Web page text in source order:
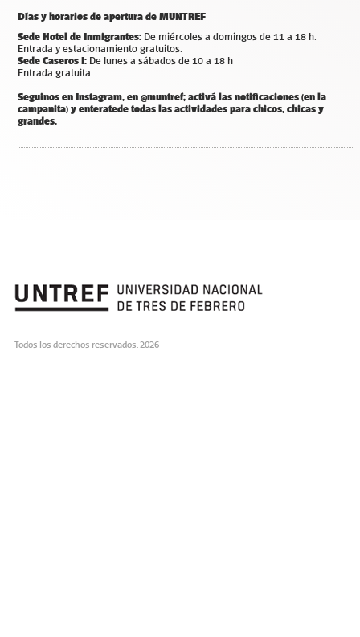
Días y horarios de apertura de MUNTREF
Sede Hotel de Inmigrantes: De miércoles a domingos de 11 a 18 h.
Entrada y estacionamiento gratuitos.
Sede Caseros I: De lunes a sábados de 10 a 18 h
Entrada gratuita.
Seguinos en Instagram, en @muntref; activá las notificaciones (en la
campanita) y enteratede todas las actividades para chicos, chicas y
grandes.
Todos los derechos reservados. 2026